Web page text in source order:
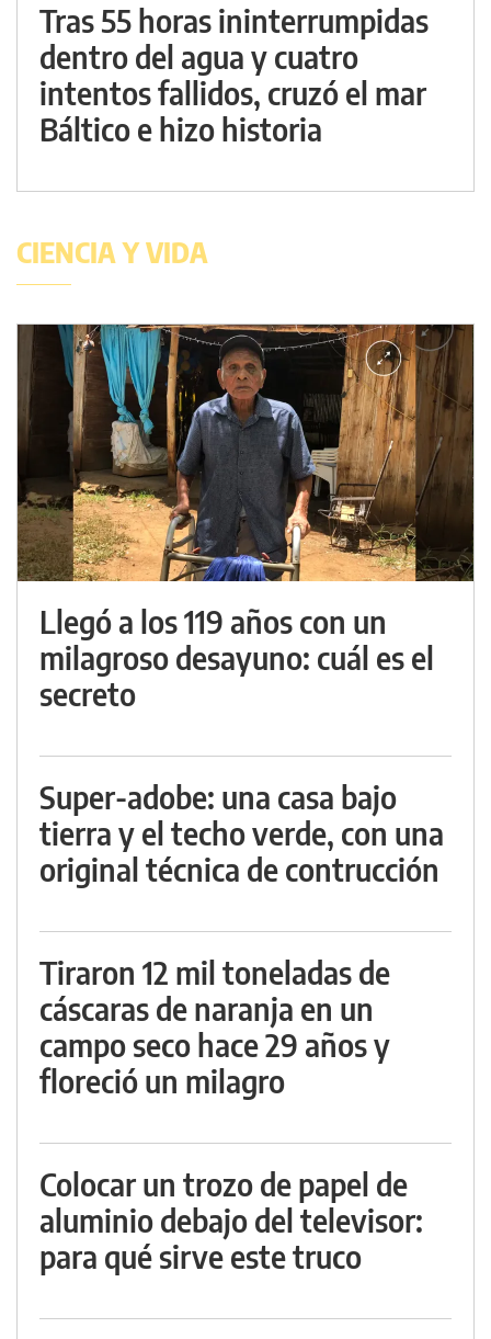
Tras 55 horas ininterrumpidas
dentro del agua y cuatro
intentos fallidos, cruzó el mar
Báltico e hizo historia
CIENCIA Y VIDA
Llegó a los 119 años con un
milagroso desayuno: cuál es el
secreto
Super-adobe: una casa bajo
tierra y el techo verde, con una
original técnica de contrucción
Tiraron 12 mil toneladas de
cáscaras de naranja en un
campo seco hace 29 años y
floreció un milagro
Colocar un trozo de papel de
aluminio debajo del televisor:
para qué sirve este truco